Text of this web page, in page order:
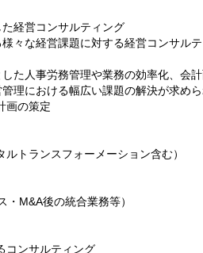
経営コンサルティング
々な経営課題に対する経営コンサル
た人事労務管理や業務の効率化、会
理における幅広い課題の解決が求めら
画の策定
トランスフォーメーション含む）
M&A後の統合業務等）
コンサルティング